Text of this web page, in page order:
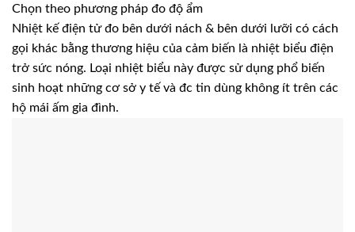
Chọn theo phương pháp đo độ ẩm
Nhiệt kế điện tử đo bên dưới nách & bên dưới lưỡi có cách
gọi khác bằng thương hiệu của cảm biến là nhiệt biểu điện
trở sức nóng. Loại nhiệt biểu này được sử dụng phổ biến
sinh hoạt những cơ sở y tế và đc tin dùng không ít trên các
hộ mái ấm gia đình.